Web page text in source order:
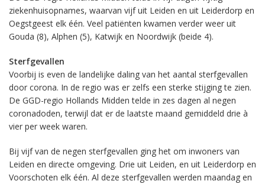
ziekenhuisopnames, waarvan vijf uit Leiden en uit Leiderdorp en
Oegstgeest elk één. Veel patiënten kwamen verder weer uit
Gouda (8), Alphen (5), Katwijk en Noordwijk (beide 4).
Sterfgevallen
Voorbij is even de landelijke daling van het aantal sterfgevallen
door corona. In de regio was er zelfs een sterke stijging te zien.
De GGD-regio Hollands Midden telde in zes dagen al negen
coronadoden, terwijl dat er de laatste maand gemiddeld drie à
vier per week waren.
Bij vijf van de negen sterfgevallen ging het om inwoners van
Leiden en directe omgeving. Drie uit Leiden, en uit Leiderdorp en
Voorschoten elk één. Al deze sterfgevallen werden maandag en